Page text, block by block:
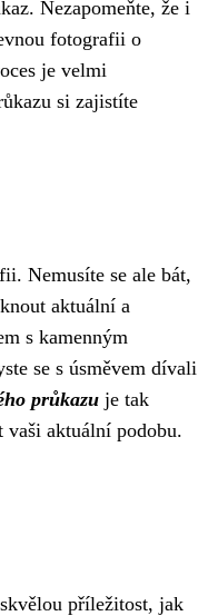
Nezapomeňte, že i
fotografii o
je velmi
si zajistíte
Nemusíte se ale bát,
aktuální a
s kamenným
se s úsměvem dívali
průkazu je tak
vaši aktuální podobu.
příležitost, jak